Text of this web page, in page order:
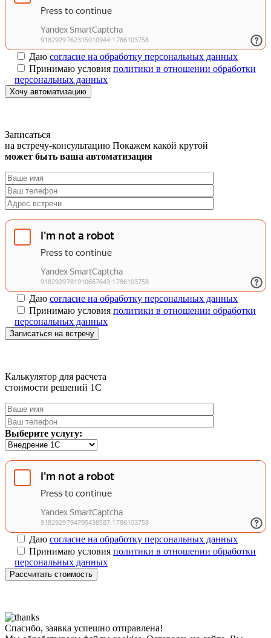
Даю согласие на обработку персональных данных
Принимаю условия политики в отношении обработки
персональных данных
Хочу автоматизацию
Записаться
на встречу-консультацию Покажем какой крутой
может быть ваша автоматизация
Даю согласие на обработку персональных данных
Принимаю условия политики в отношении обработки
персональных данных
Записаться на встречу
Калькулятор для расчета
стоимости решений 1C
Выберите услугу:
Даю согласие на обработку персональных данных
Принимаю условия политики в отношении обработки
персональных данных
Рассчитать стоимость
Спасибо, заявка успешно отправлена!